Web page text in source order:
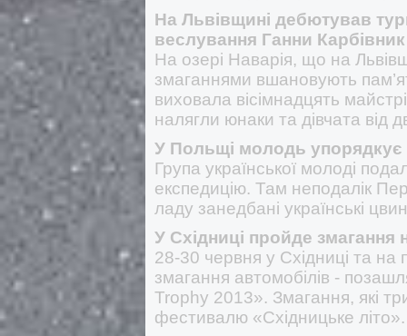
На Львівщині дебютував
веслування Ганни Карбівник
На озері Наварія, що на
змаганнями вшановують
виховала вісімнадцять
налягли юнаки та дівчата від
У Польщі молодь упорядкує
Група української молоді
експедицію. Там неподалік
ладу занедбані українські
У Східниці пройде
28-30 червня у Східниці та на
змагання автомобілів -
Trophy 2013». Змагання, які
фестивалю «Східницьке